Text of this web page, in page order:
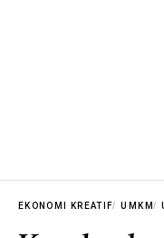
EKONOMI KREATIF UMKM